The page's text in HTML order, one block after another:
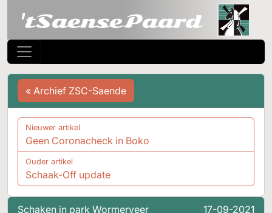
Schaken in park Wormerveer 17-09-2021
« Archief ZSC-Saende
Nieuwer artikel
Geen Coronacheck in Boko
Ouder artikel
Schaak-Off update